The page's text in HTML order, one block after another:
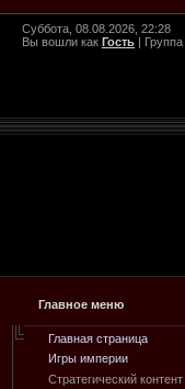
Суббота, 08.08.2026, 22:28
Вы вошли как Гость | Группа
Главное меню
Главная страница
Игры империи
Стратегический контент